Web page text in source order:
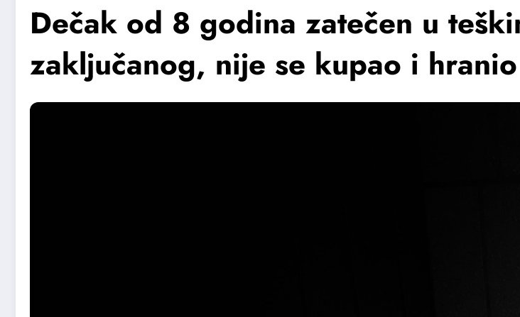
Dečak od 8 godina zatečen u
zaključanog, nije se kupao i